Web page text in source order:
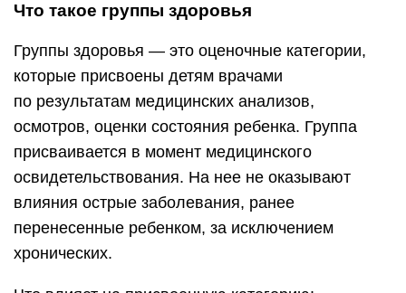
Что такое группы здоровья
Группы здоровья — это оценочные категории,
которые присвоены детям врачами
по результатам медицинских анализов,
осмотров, оценки состояния ребенка. Группа
присваивается в момент медицинского
освидетельствования. На нее не оказывают
влияния острые заболевания, ранее
перенесенные ребенком, за исключением
хронических.